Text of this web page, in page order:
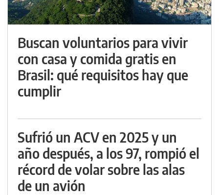
Buscan voluntarios para vivir
con casa y comida gratis en
Brasil: qué requisitos hay que
cumplir
Sufrió un ACV en 2025 y un
año después, a los 97, rompió el
récord de volar sobre las alas
de un avión